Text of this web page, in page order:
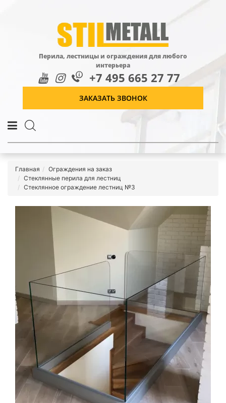
Перила, лестницы и ограждения для любого
интерьера
+7 495 665 27 77
ЗАКАЗАТЬ ЗВОНОК
Главная
Ограждения на заказ
Стеклянные перила для лестниц
Стеклянное ограждение лестниц №3